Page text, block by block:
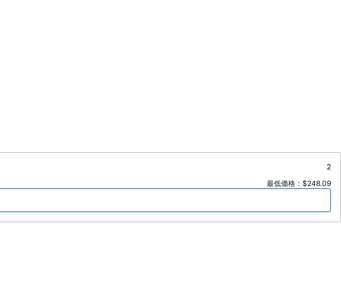
2
最低価格：$248.09